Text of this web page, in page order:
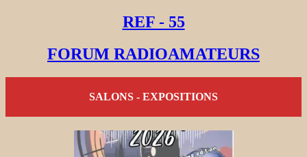
REF - 55
FORUM RADIOAMATEURS
SALONS - EXPOSITIONS